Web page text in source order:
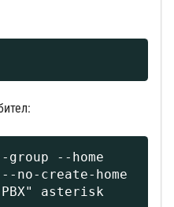
--home
create-home
asterisk